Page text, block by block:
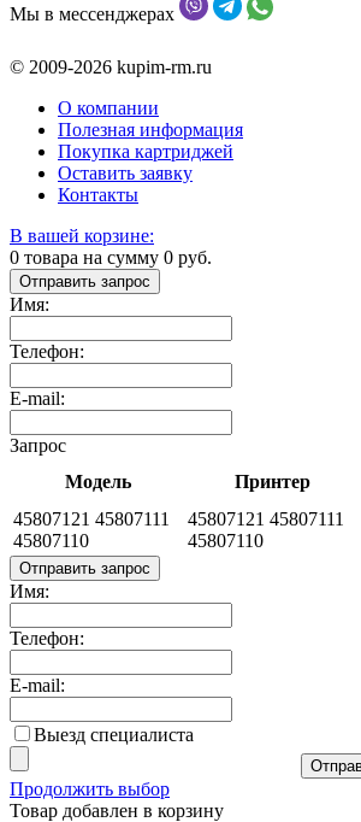
Мы в мессенджерах
© 2009-2026 kupim-rm.ru
О компании
Полезная информация
Покупка картриджей
Оставить заявку
Контакты
В вашей корзине:
0 товара на сумму 0 руб.
Отправить запрос
Имя:
Телефон:
E-mail:
Запрос
Модель
Принтер
45807121 45807111
45807110
45807121 45807111
45807110
Отправить запрос
Имя:
Телефон:
E-mail:
Выезд специалиста
Продолжить выбор
Товар добавлен в корзину